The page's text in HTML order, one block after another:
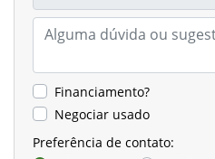
Financiamento?
Negociar usado
Preferência de contato: